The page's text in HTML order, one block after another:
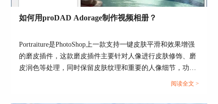
作者：筱曼
如何用proDAD Adorage制作视频相册？
Portraiture是PhotoShop上一款支持一键皮肤平滑和效果增强
的磨皮插件，这款磨皮插件主要针对人像进行皮肤修饰、磨
皮润色等处理，同时保留皮肤纹理和重要的人像细节，功能
阅读全文 >